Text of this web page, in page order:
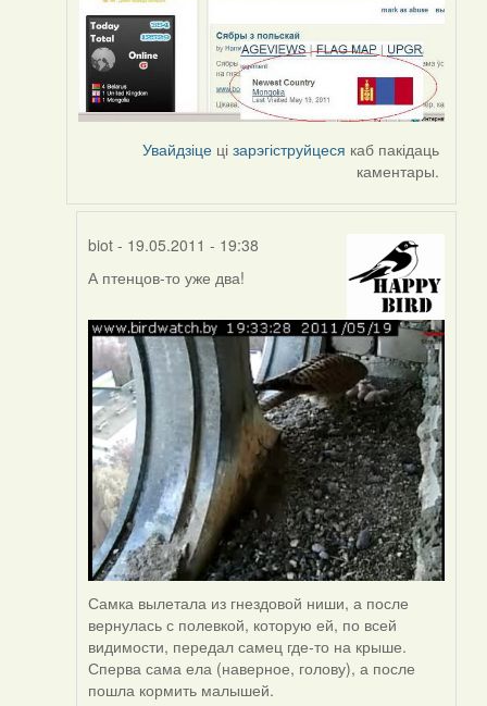
Harrier
Увайдзіце цізарэгіструйцеся каб пакідаць
каментары.
biot - 19.05.2011 - 19:38
In
to
by
Harrier
А птенцов-то уже два!
Самка вылетала из гнездовой ниши, а после
вернулась с полевкой, которую ей, по всей
видимости, передал самец где-то на крыше.
Сперва сама ела (наверное, голову), а после
пошла кормить малышей.